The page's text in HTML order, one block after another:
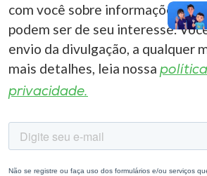
com você sobre informações
podem ser de seu interesse.
envio da divulgação, a qualquer
mais detalhes, leia nossa
privacidade.